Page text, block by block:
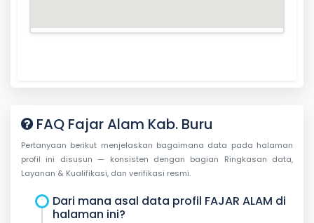
FAQ Fajar Alam Kab. Buru
Pertanyaan berikut menjelaskan bagaimana data pada halaman
profil ini disusun — konsisten dengan bagian Ringkasan data,
Layanan & Kualifikasi, dan verifikasi resmi.
Dari mana asal data profil FAJAR ALAM di
halaman ini?